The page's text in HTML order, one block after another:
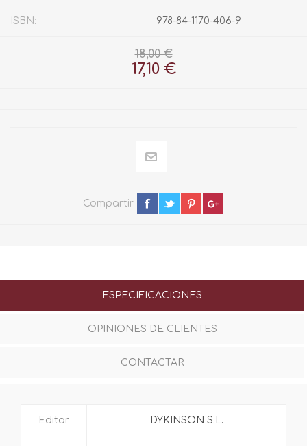
ISBN: 978-84-1170-406-9
18,00 €
17,10 €
Compartir
ESPECIFICACIONES
OPINIONES DE CLIENTES
CONTACTAR
Editor DYKINSON S.L.